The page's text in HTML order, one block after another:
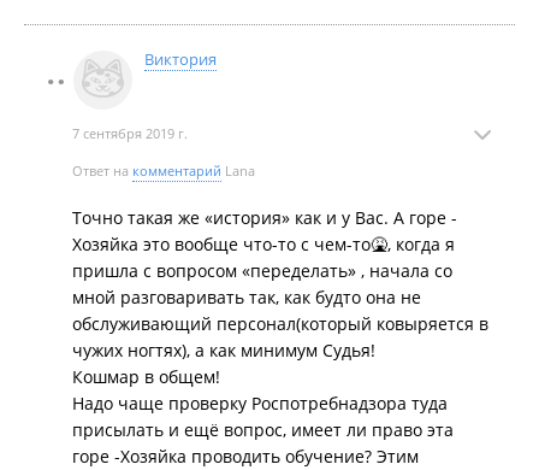
или приносится из другой комнаты, наверное, там
сухожар (жалею, что не уточнила этот момент, была
5) мне делали градиент пуфом, с которого убирали
глазах (никакой дезинфекции не заметила,
возможно она и не нужна, но всё-таки пуф
покрывает большую поверхность, чем кисть от лака)
Виктория
7 сентября 2019 г.
Ответ на комментарий Lana
Точно такая же «история» как и у Вас. А горе -
Хозяйка это вообще что-то с чем-то🤮, когда я
пришла с вопросом «переделать» , начала со
мной разговаривать так, как будто она не
обслуживающий персонал(который ковыряется в
чужих ногтях), а как минимум Судья!
Кошмар в общем!
Надо чаще проверку Роспотребнадзора туда
присылать и ещё вопрос, имеет ли право эта
горе -Хозяйка проводить обучение? Этим